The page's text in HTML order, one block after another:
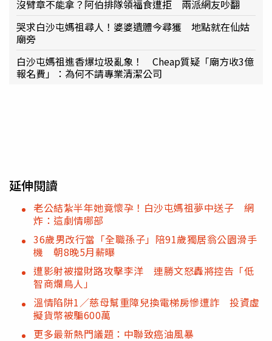
沒臂章不能拿？阿伯排隊領福食遭拒 兩派網友吵翻
哭求白沙屯媽祖尋人！婆婆遺體今尋獲 地點就在仙姑
廟旁
白沙屯媽祖進香爆垃圾亂象！ Cheap質疑「廟方收3億
報名費」：為何不請專業清潔公司
延伸閱讀
老公結紮半年她竟懷孕！白沙屯媽祖夢中送子 網
炸：這劇情哪部
36歲男改行當「全職孫子」陪91歲獨居翁公園滑手
機 朝8晚5月薪曝
遭影射被擋財路攻擊李洋 連勝文怒轟將控告「低
智商爛鳥人」
溫情陷阱1／慈母幫重障兒換電梯房慘遭詐 投資虛
擬貨幣被騙600萬
更多最新熱門議題：中聯致癌油風暴